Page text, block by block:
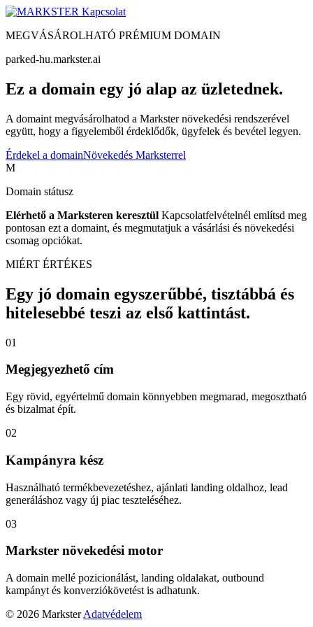
Kapcsolat
MEGVÁSÁROLHATÓ PRÉMIUM DOMAIN
parked-hu.markster.ai
Ez a domain egy jó alap az üzletednek.
A domaint megvásárolhatod a Markster növekedési rendszerével
együtt, hogy a figyelemből érdeklődők, ügyfelek és bevétel legyen.
Érdekel a domainNövekedés Marksterrel
M
Domain státusz
Elérhető a Marksteren keresztül Kapcsolatfelvételnél említsd meg
pontosan ezt a domaint, és megmutatjuk a vásárlási és növekedési
csomag opciókat.
MIÉRT ÉRTÉKES
Egy jó domain egyszerűbbé, tisztábbá és
hitelesebbé teszi az első kattintást.
01
Megjegyezhető cím
Egy rövid, egyértelmű domain könnyebben megmarad, megosztható
és bizalmat épít.
02
Kampányra kész
Használható termékbevezetéshez, ajánlati landing oldalhoz, lead
generáláshoz vagy új piac teszteléséhez.
03
Markster növekedési motor
A domain mellé pozicionálást, landing oldalakat, outbound
kampányt és konverziókövetést is adhatunk.
© 2026 Markster Adatvédelem